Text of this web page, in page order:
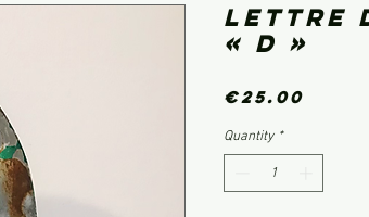
Lettre
« D »
€25.00
Quantity *